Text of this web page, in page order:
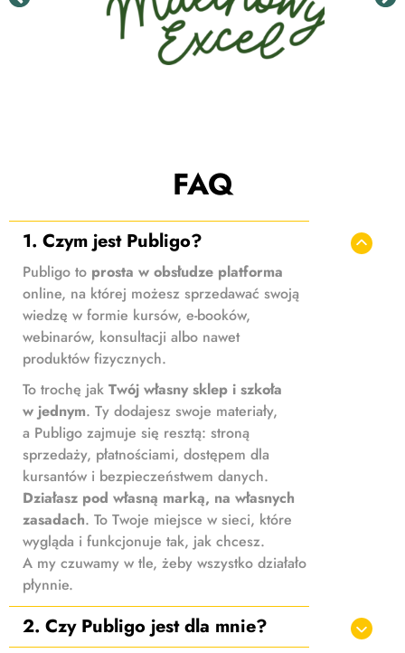
FAQ
1. Czym jest Publigo?
Publigo to prosta w obsłudze platforma
online, na której możesz sprzedawać swoją
wiedzę w formie kursów, e-booków,
webinarów, konsultacji albo nawet
produktów fizycznych.
To trochę jak Twój własny sklep i szkoła
w jednym. Ty dodajesz swoje materiały,
a Publigo zajmuje się resztą: stroną
sprzedaży, płatnościami, dostępem dla
kursantów i bezpieczeństwem danych.
Działasz pod własną marką, na własnych
zasadach. To Twoje miejsce w sieci, które
wygląda i funkcjonuje tak, jak chcesz.
A my czuwamy w tle, żeby wszystko działało
płynnie.
2. Czy Publigo jest dla mnie?